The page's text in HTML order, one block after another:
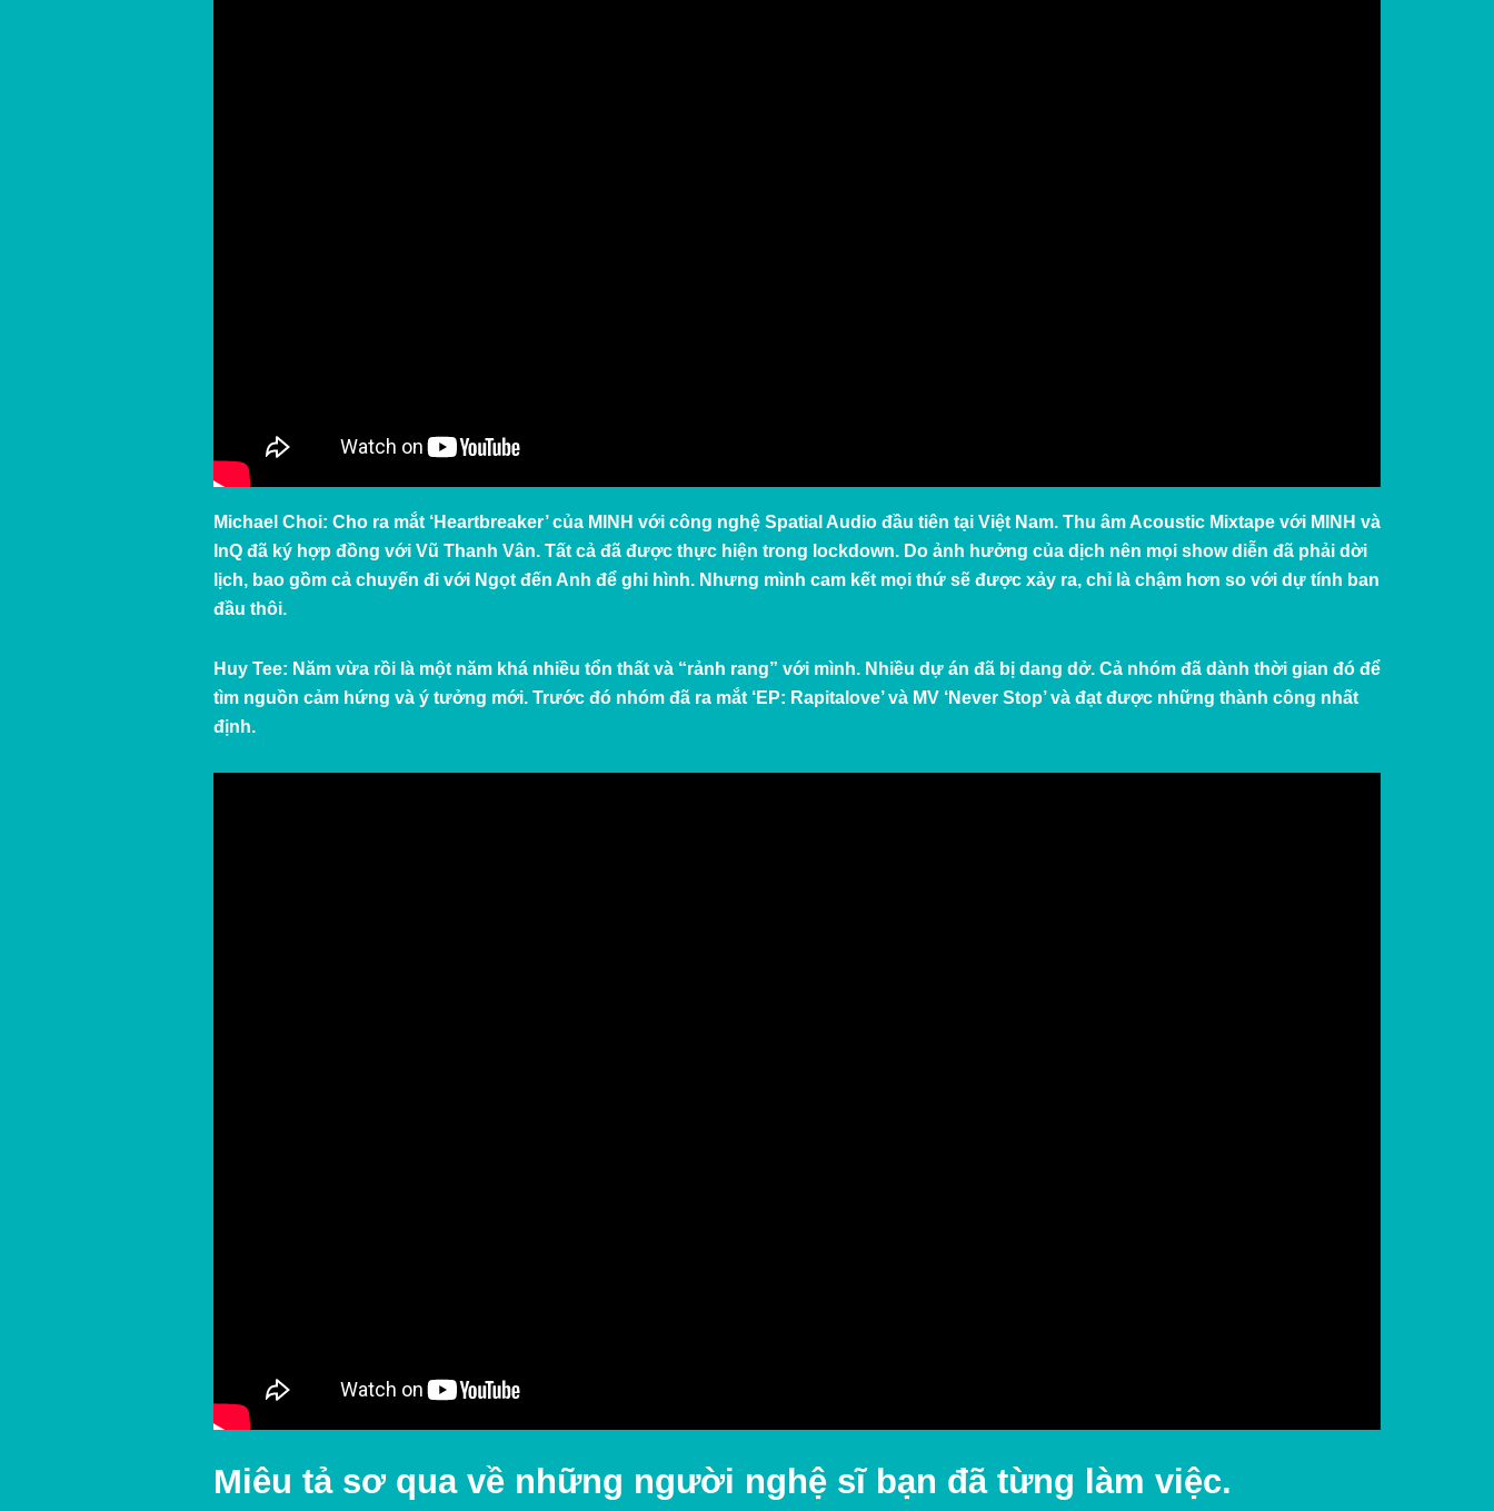
Michael Choi: Cho ra mắt ‘Heartbreaker’ của MINH với công nghệ Spatial Audio đầu tiên tại Việt Nam. Thu âm Acoustic Mixtape với MINH và
InQ đã ký hợp đồng với Vũ Thanh Vân. Tất cả đã được thực hiện trong lockdown. Do ảnh hưởng của dịch nên mọi show diễn đã phải dời
lịch, bao gồm cả chuyến đi với Ngọt đến Anh để ghi hình. Nhưng mình cam kết mọi thứ sẽ được xảy ra, chỉ là chậm hơn so với dự tính ban
đầu thôi.
Huy Tee: Năm vừa rồi là một năm khá nhiều tổn thất và “rảnh rang” với mình. Nhiều dự án đã bị dang dở. Cả nhóm đã dành thời gian đó để
tìm nguồn cảm hứng và ý tưởng mới. Trước đó nhóm đã ra mắt ‘EP: Rapitalove’ và MV ‘Never Stop’ và đạt được những thành công nhất
định.
Miêu tả sơ qua về những người nghệ sĩ bạn đã từng làm việc.